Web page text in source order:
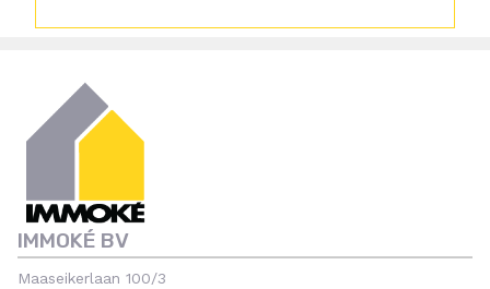
IMMOKÉ BV
Maaseikerlaan 100/3